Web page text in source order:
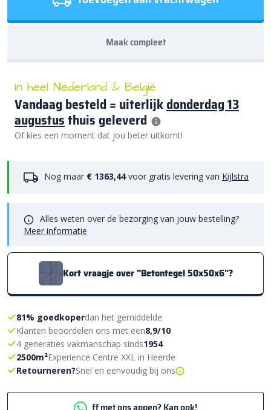
Maak compleet
In heel Nederland & België
Vandaag besteld = uiterlijkdonderdag 13
augustusthuis geleverd
Of kies een moment dat jou beter uitkomt!
Nog maar € 1363,44voor gratis levering van Kijlstra
Alles weten over de bezorging van jouw bestelling?
Meer informatie
Kort vraagje over "Betontegel 50x50x6"?
81% goedkoperdan het gemiddelde
Klanten beoordelen ons met een8,9/10
4 generaties vakmanschap sinds1954
2500m²Experience Centre XXL in Heerde
Retourneren?Snel en eenvoudig bij ons